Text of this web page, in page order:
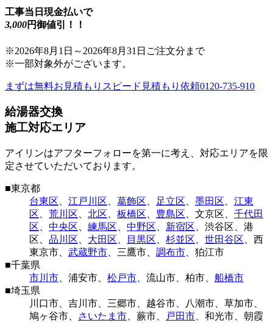
工事当日現金払いで
3,000円御値引！！
※2026年8月1日 ～ 2026年8月31日 ご注文分まで
※一部対象外がございます。
まずは無料お見積もり スピード見積もり依頼0120-735-910
給湯器交換
施工対応エリア
アイリンはアフターフォローを第一に考え、対応エリアを限
定させていただいております。
■東京都
台東区
江戸川区 葛飾区 足立区 墨田区
江東
区
荒川区 北区 板橋区 豊島区 文京区
千代田
区
中央区 練馬区 中野区 新宿区 渋谷区
港
区
品川区 大田区 目黒区 杉並区 世田谷区
西
東京市
武蔵野市 三鷹市 調布市
狛江市
■千葉県
市川市
浦安市 松戸市 流山市 柏市
船橋市
■埼玉県
川口市
吉川市 三郷市 越谷市 八潮市 草加市
鳩ヶ谷市
さいたま市 蕨市 戸田市 和光市
朝霞